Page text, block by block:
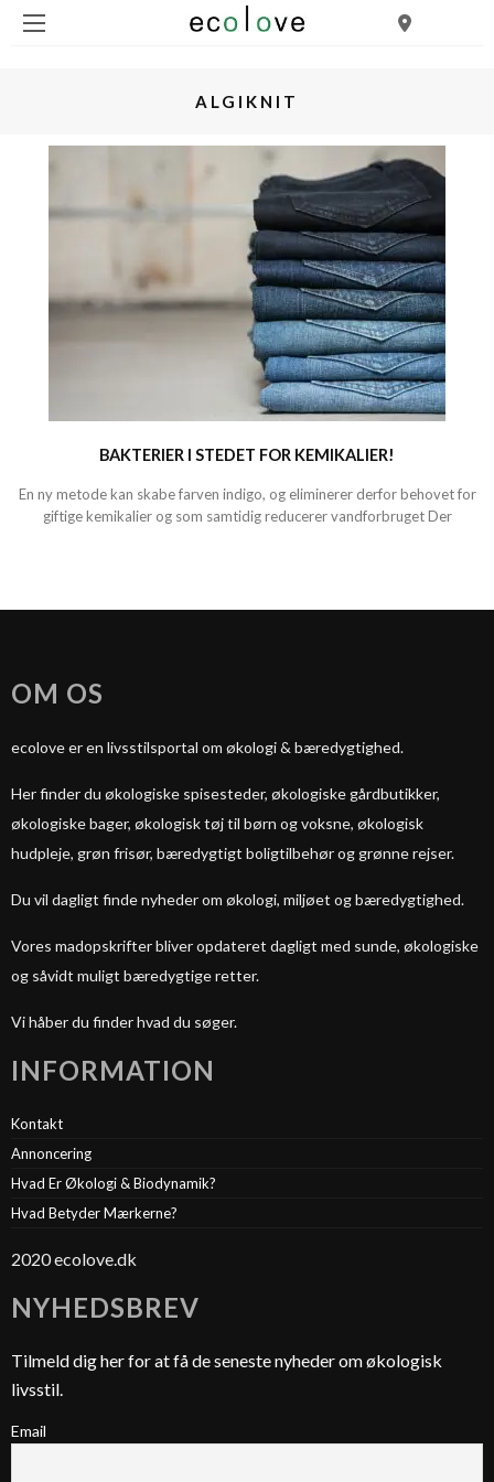
ALGIKNIT
BAKTERIER I STEDET FOR KEMIKALIER!
En ny metode kan skabe farven indigo, og eliminerer derfor behovet for
giftige kemikalier og som samtidig reducerer vandforbruget Der
OM OS
ecolove er en livsstilsportal om økologi & bæredygtighed.
Her finder du økologiske spisesteder, økologiske gårdbutikker,
økologiske bager, økologisk tøj til børn og voksne, økologisk
hudpleje, grøn frisør, bæredygtigt boligtilbehør og grønne rejser.
Du vil dagligt finde nyheder om økologi, miljøet og bæredygtighed.
Vores madopskrifter bliver opdateret dagligt med sunde, økologiske
og såvidt muligt bæredygtige retter.
Vi håber du finder hvad du søger.
INFORMATION
Kontakt
Annoncering
Hvad Er Økologi & Biodynamik?
Hvad Betyder Mærkerne?
2020 ecolove.dk
NYHEDSBREV
Tilmeld dig her for at få de seneste nyheder om økologisk
livsstil.
Email